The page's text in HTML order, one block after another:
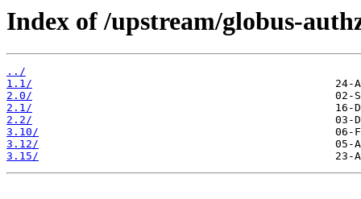
Index of /upstream/globus-
../
1.1/
2.0/
2.1/
2.2/
3.10/
3.12/
3.15/